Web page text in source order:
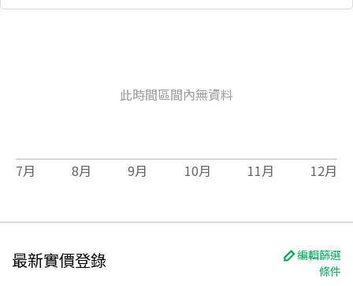
此時間區間內無資料
7月 8月 9月 10月 11月 12月
最新實價登錄
編輯篩選
條件